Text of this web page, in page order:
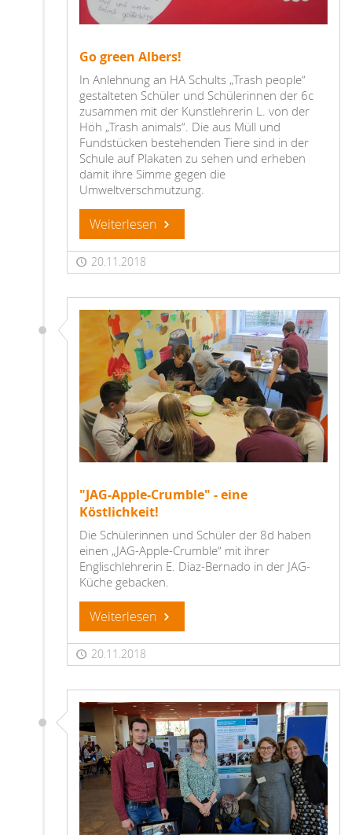
Go green Albers!
In Anlehnung an HA Schults „Trash people“
gestalteten Schüler und Schülerinnen der 6c
zusammen mit der Kunstlehrerin L. von der
Höh „Trash animals“. Die aus Müll und
Fundstücken bestehenden Tiere sind in der
Schule auf Plakaten zu sehen und erheben
damit ihre Simme gegen die
Umweltverschmutzung.
Weiterlesen
20.11.2018
"JAG-Apple-Crumble" - eine
Köstlichkeit!
Die Schülerinnen und Schüler der 8d haben
einen „JAG-Apple-Crumble“ mit ihrer
Englischlehrerin E. Diaz-Bernado in der JAG-
Küche gebacken.
Weiterlesen
20.11.2018